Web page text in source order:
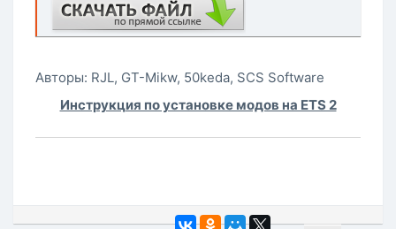
Авторы: RJL, GT-Mikw, 50keda, SCS Software
Инструкция по установке модов на ETS 2